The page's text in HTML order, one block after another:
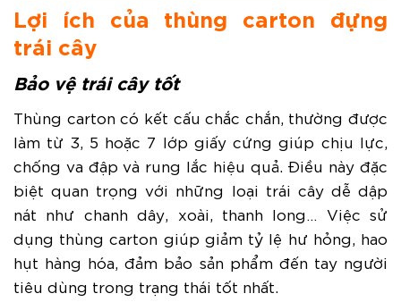
Lợi ích của thùng carton đựng
trái cây
Bảo vệ trái cây tốt
Thùng carton có kết cấu chắc chắn, thường được
làm từ 3, 5 hoặc 7 lớp giấy cứng giúp chịu lực,
chống va đập và rung lắc hiệu quả. Điều này đặc
biệt quan trọng với những loại trái cây dễ dập
nát như chanh dây, xoài, thanh long… Việc sử
dụng thùng carton giúp giảm tỷ lệ hư hỏng, hao
hụt hàng hóa, đảm bảo sản phẩm đến tay người
tiêu dùng trong trạng thái tốt nhất.